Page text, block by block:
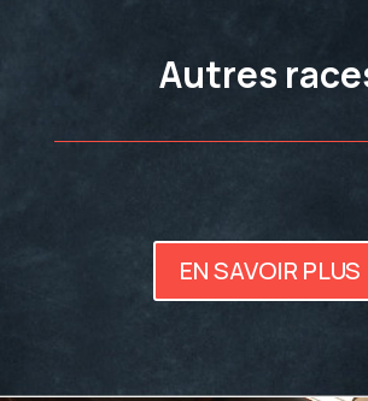
Autres
EN SAVOIR PLUS